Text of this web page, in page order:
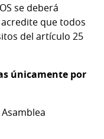
se deberá
que todos
del artículo 25
únicamente por